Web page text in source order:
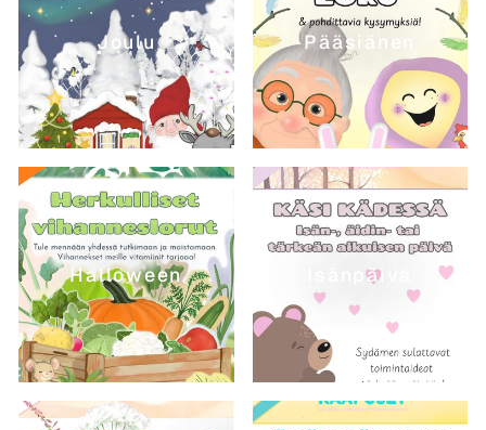
Joulu Pääsiänen
Halloween Isänpäivä